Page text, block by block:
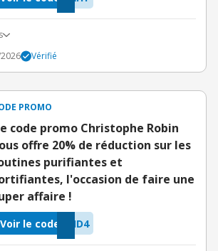
Vérifié
PROMO
code promo Christophe Robin
offre 20% de réduction sur les
purifiantes et
l'occasion de faire une
affaire !
HD4
Voir le code